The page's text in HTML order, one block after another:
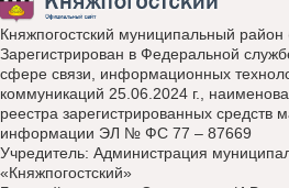
Княжпогостский муниципальный район
Зарегистрирован в Федеральной
сфере связи, информационных
коммуникаций 25.06.2024 г.,
реестра зарегистрированных средств
информации ЭЛ № ФС 77 – 87669
Учредитель: Администрация
«Княжпогостский»